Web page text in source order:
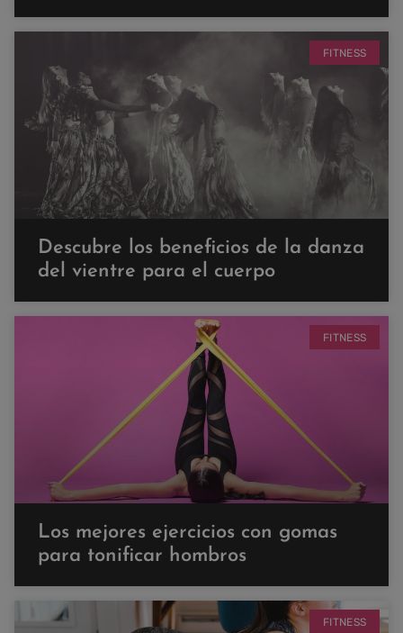
FITNESS
Descubre los beneficios de la danza
del vientre para el cuerpo
FITNESS
Los mejores ejercicios con gomas
para tonificar hombros
FITNESS